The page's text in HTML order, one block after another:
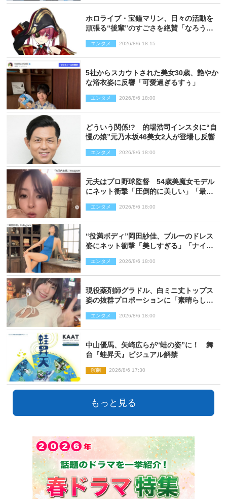
ホロライブ・宝鐘マリン、日々の活動を
頑張る“後輩”のすごさを絶賛「なろう系
エンタメ 2026/8/6 18:15
5社からスカウトされた美女30歳、艶やか
な浴衣姿に反響「可愛過ぎるすぅ」
エンタメ 2026/8/6 18:00
どういう関係!? 的場浩司インスタに“自
慢の娘”元乃木坂46美女2人が登場し反響
エンタメ 2026/8/6 18:00
元夫はプロ野球監督 54歳美魔女モデル
にネット衝撃「圧倒的に美しい」「最強
エンタメ 2026/8/6 18:00
“役満ボディ”岡田紗佳、ブルーのドレス
姿にネット衝撃「美しすぎる」「ナイ
エンタメ 2026/8/6 18:00
現役薬剤師グラドル、白ミニ丈トップス
姿の抜群プロポーションに「素晴らしす
エンタメ 2026/8/6 18:00
中山優馬、矢崎広らが“蛙の姿”に！ 舞
台『蛙昇天』ビジュアル解禁
演劇 2026/8/6 17:30
もっと見る